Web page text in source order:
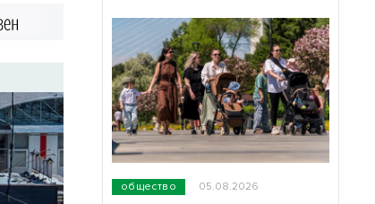
общество 05.08.2026